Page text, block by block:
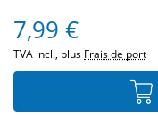
7,99 €
TVA incl., plus Frais de port